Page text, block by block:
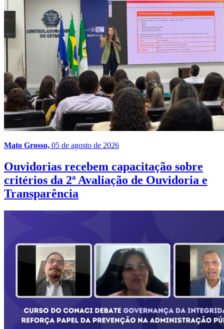
Mato Grosso, 05 de agosto de 2026
Ouvidorias recebem capacitação sobre
critérios da 2ª Avaliação de Ouvidoria e
Transparência